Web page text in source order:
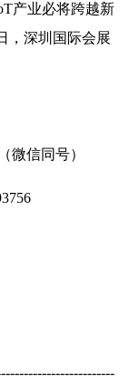
产业必将跨越新
，深圳国际会展
微信同号）